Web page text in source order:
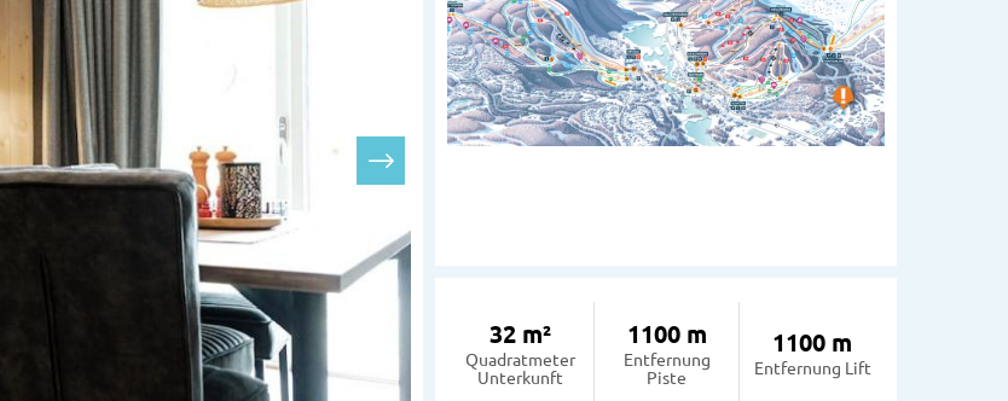
32 m²
Quadratmeter
Unterkunft
1100 m
Entfernung
Piste
1100 m
Entfernung Lift